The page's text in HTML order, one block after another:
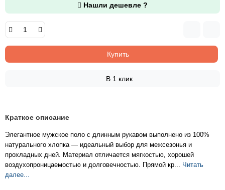
Нашли дешевле ?
Купить
В 1 клик
Краткое описание
Элегантное мужское поло с длинным рукавом выполнено из 100%
натурального хлопка — идеальный выбор для межсезонья и
прохладных дней. Материал отличается мягкостью, хорошей
воздухопроницаемостью и долговечностью. Прямой кр... Читать
далее...